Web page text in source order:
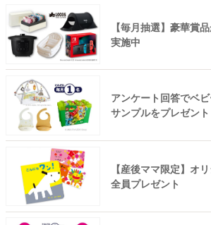
【毎月抽選】豪華賞
実施中
アンケート回答でベ
サンプルをプレゼント
【産後ママ限定】オ
全員プレゼント